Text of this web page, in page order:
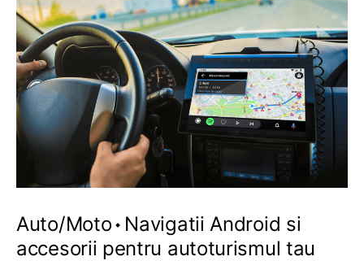
Auto/Moto
Navigatii Android si
accesorii pentru autoturismul tau